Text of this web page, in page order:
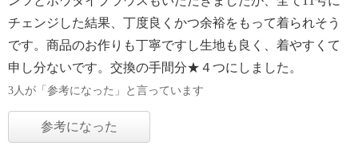
チェンジした結果、丁度良くかつ余裕をもって着られそう
です。商品のお作りも丁寧ですし生地も良く、着やすくて
申し分ないです。交換の手間分★４つにしました。
3人が「参考になった」と言っています
参考になった